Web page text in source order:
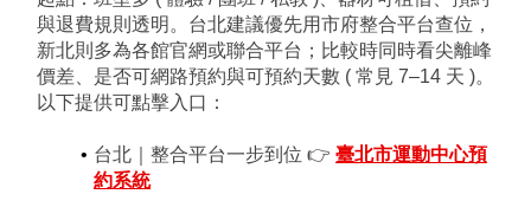
與退費規則透明。台北建議優先用市府整合平台查位，
新北則多為各館官網或聯合平台；比較時同時看尖離峰
價差、是否可網路預約與可預約天數 ( 常見 7–14 天 )。
以下提供可點擊入口：
台北｜整合平台一步到位 👉 臺北市運動中心預
約系統